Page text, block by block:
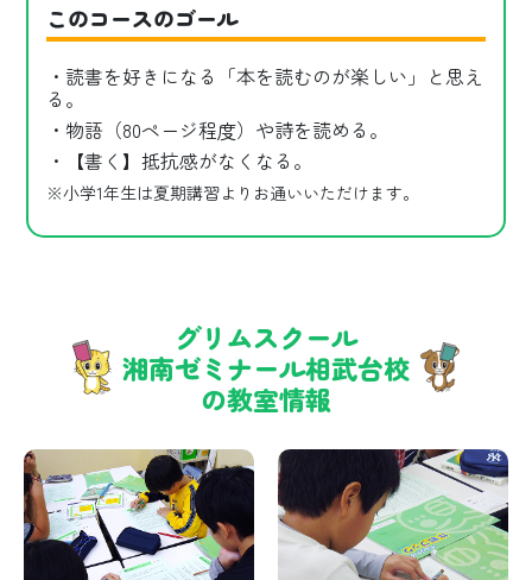
このコースのゴール
・読書を好きになる「本を読むのが楽しい」と思え
る。
・物語（80ページ程度）や詩を読める。
・【書く】抵抗感がなくなる。
※小学1年生は夏期講習よりお通いいただけます。
グリムスクール
湘南ゼミナール相武台校
の教室情報